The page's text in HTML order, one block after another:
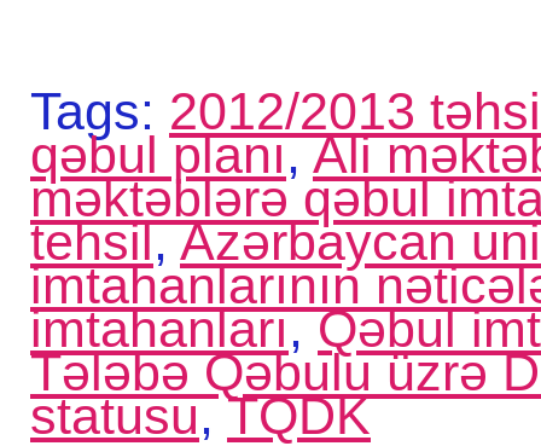
Tags: 2012/2013
qəbul planı,Ali
məktəblərə qəbul
tehsil,Azərbaycan
imtahanlarının
imtahanları,Qəbul
Tələbə Qəbulu üzrə
statusu,TQDK